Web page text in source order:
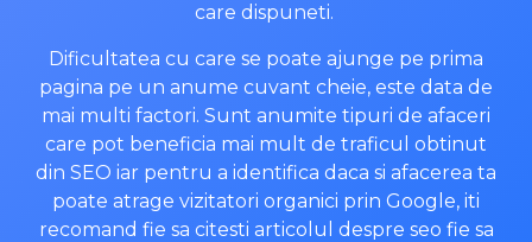
care dispuneti.
Dificultatea cu care se poate ajunge pe prima
pagina pe un anume cuvant cheie, este data de
mai multi factori. Sunt anumite tipuri de afaceri
care pot beneficia mai mult de traficul obtinut
din SEO iar pentru a identifica daca si afacerea ta
poate atrage vizitatori organici prin Google, iti
recomand fie sa citesti articolul despre seo fie sa